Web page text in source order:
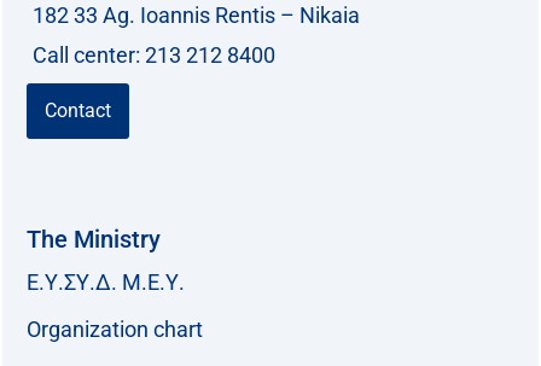
182 33 Ag. Ioannis Rentis – Nikaia
Call center: 213 212 8400
Contact
The Ministry
Ε.Υ.ΣΥ.Δ. Μ.Ε.Υ.
Organization chart